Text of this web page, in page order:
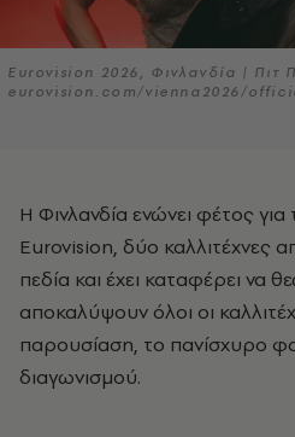
Eurovision 2026, Φινλανδία |
eurovision.com/vienna2026/
Η Φινλανδία ενώνει φέτος για τη συμμετοχή της στη
Eurovision, δύο καλλιτέχνες
πεδία και έχει καταφέρει να
αποκαλύψουν όλοι οι
παρουσίαση, το πανίσχυρο
διαγωνισμού.